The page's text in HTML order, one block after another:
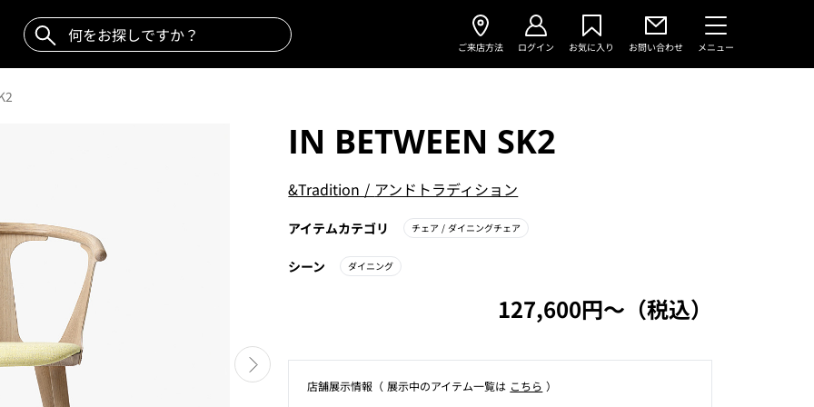
ご来店方法 ログイン お気に入り お問い合わせ メニュー
IN BETWEEN SK2
&Tradition / アンドトラディション
アイテムカテゴリ チェア/ ダイニングチェア
シーン ダイニング
127,600円〜（税込）
店舗展⽰情報（ 展⽰中のアイテム⼀覧は こちら ）